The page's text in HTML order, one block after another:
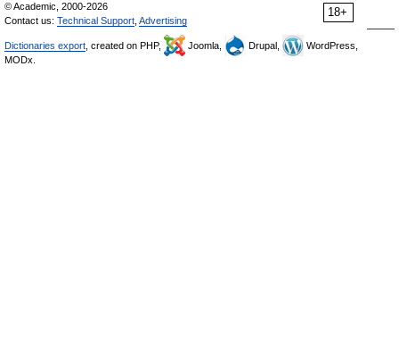
18+
© Academic, 2000-2026
Contact us: Technical Support Advertising
Dictionaries export , created on PHP, Joomla, Drupal,
WordPress,
MODx.